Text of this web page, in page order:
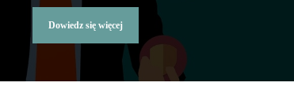
Dowiedz się więcej